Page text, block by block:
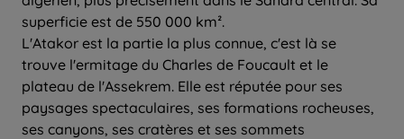
superficie est de 550 000 km².
L'Atakor est la partie la plus connue, c'est là se
trouve l'ermitage du Charles de Foucault et le
plateau de l'Assekrem. Elle est réputée pour ses
paysages spectaculaires, ses formations rocheuses,
ses canyons, ses cratères et ses sommets